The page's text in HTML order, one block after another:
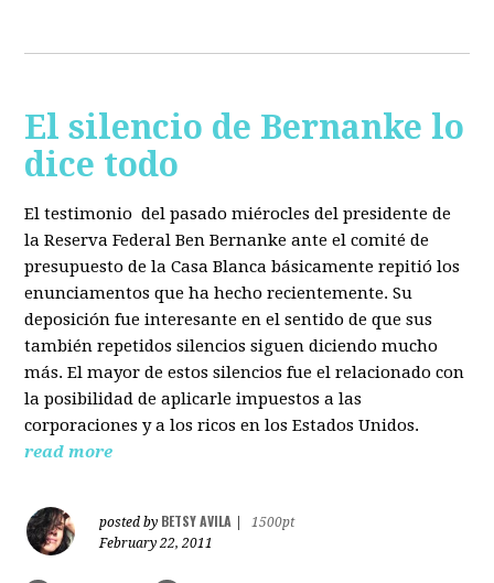
El silencio de Bernanke lo
dice todo
El testimonio del pasado miérocles del presidente de
la Reserva Federal Ben Bernanke ante el comité de
presupuesto de la Casa Blanca básicamente repitió los
enunciamentos que ha hecho recientemente. Su
deposición fue interesante en el sentido de que sus
también repetidos silencios siguen diciendo mucho
más. El mayor de estos silencios fue el relacionado con
la posibilidad de aplicarle impuestos a las
corporaciones y a los ricos en los Estados Unidos.
read more
posted by BETSY AVILA
1500pt
February 22, 2011